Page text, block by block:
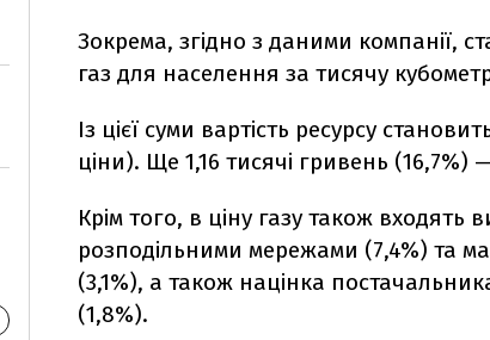
Зокрема, згідно з даними компанії,
газ для населення за тисячу
Із цієї суми вартість ресурсу
ціни). Ще 1,16 тисячі гривень (16,7%)
Крім того, в ціну газу також
розподільними мережами (7,4%) та
(3,1%), а також націнка
(1,8%).